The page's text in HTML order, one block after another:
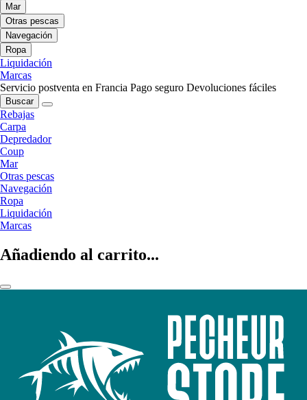
Mar
Otras pescas
Navegación
Ropa
Liquidación
Marcas
Servicio postventa en Francia Pago seguro Devoluciones fáciles
Buscar
Rebajas
Carpa
Depredador
Coup
Mar
Otras pescas
Navegación
Ropa
Liquidación
Marcas
Añadiendo al carrito...